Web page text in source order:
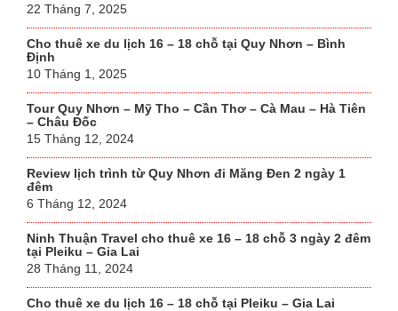
22 Tháng 7, 2025
Cho thuê xe du lịch 16 – 18 chỗ tại Quy Nhơn – Bình
Định
10 Tháng 1, 2025
Tour Quy Nhơn – Mỹ Tho – Cần Thơ – Cà Mau – Hà Tiên
– Châu Đốc
15 Tháng 12, 2024
Review lịch trình từ Quy Nhơn đi Măng Đen 2 ngày 1
đêm
6 Tháng 12, 2024
Ninh Thuận Travel cho thuê xe 16 – 18 chỗ 3 ngày 2 đêm
tại Pleiku – Gia Lai
28 Tháng 11, 2024
Cho thuê xe du lịch 16 – 18 chỗ tại Pleiku – Gia Lai